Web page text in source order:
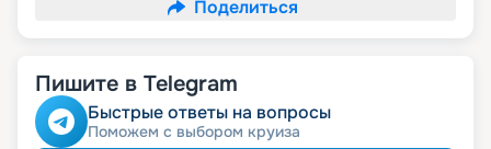
Поделиться
Пишите в Telegram
Быстрые ответы на вопросы
Поможем с выбором круиза